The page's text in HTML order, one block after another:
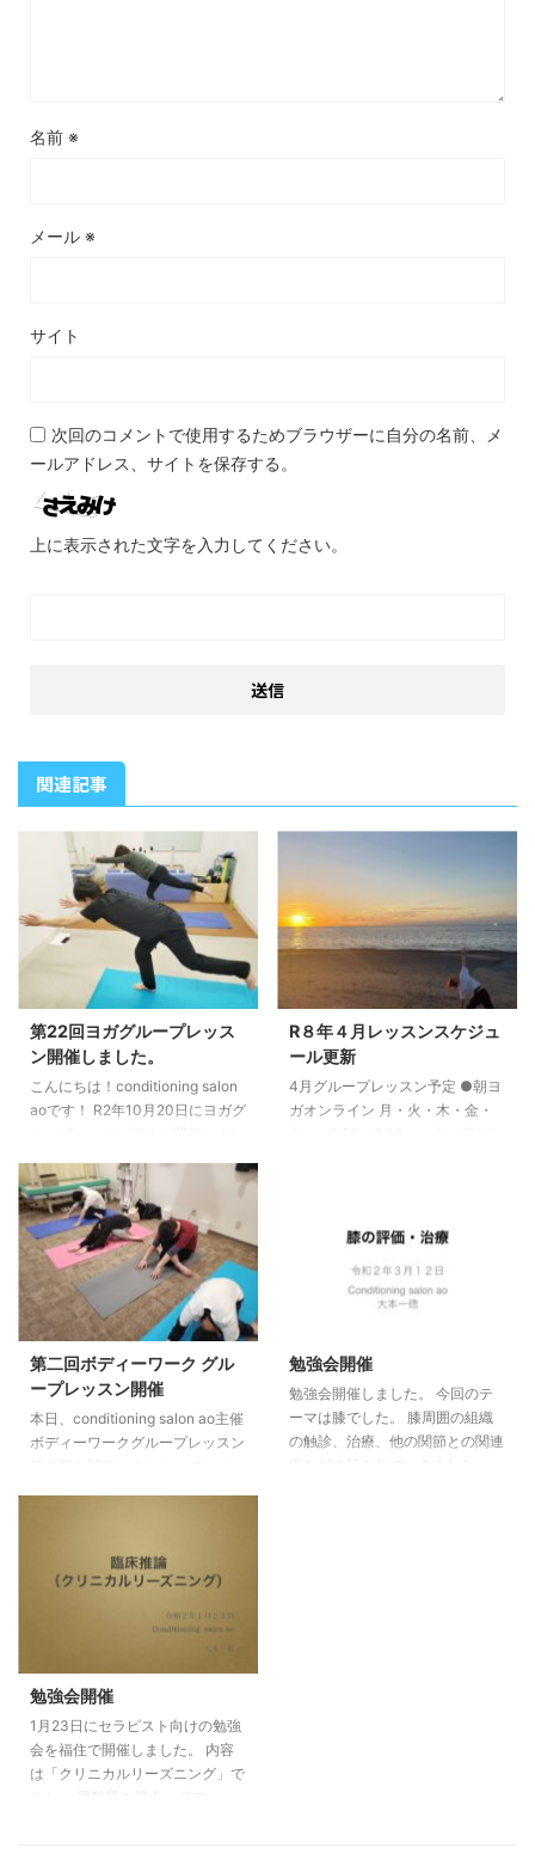
名前 ※
メール ※
サイト
次回のコメントで使用するためブラウザーに自分の名前、メ
ールアドレス、サイトを保存する。
上に表示された文字を入力してください。
関連記事
第22回ヨガグループレッス
ン開催しました。
こんにちは！conditioning salon
aoです！ R2年10月20日にヨガグ
うことで、下半身を木のように強
くしていきました。 次回開催は
R2年10月27日です！ ご参加お待
ちしています。 予約はこちらか
R８年４月レッスンスケジュ
ール更新
4月グループレッスン予定 ●朝ヨ
ガオンライン 月・火・木・金・
4/12 （日）①7:00〜8:00
①7:00〜8:00 ②8:15〜9:15
4/26 （日）①7:00〜8:00
19:15〜20:15 4/13（月）19:15〜
20:15 4/20（ ...
第二回ボディーワーク グル
ープレッスン開催
本日、conditioning salon ao主催
ボディーワークグループレッスン
を捻りつつ、下半身をたくさん鍛
えていきました‼︎ 次回は２月13
日・27日開催予定です。 ２月の
テーマは「体を丸める」です。
ッスンのご予約はこちらからお願
いします。
勉強会開催
勉強会開催しました。 今回のテ
ーマは膝でした。 膝周囲の組織
の触診、治療、他の関節との関連
勉強会開催
1月23日にセラピスト向けの勉強
会を福住で開催しました。 内容
は「クリニカルリーズニング」で